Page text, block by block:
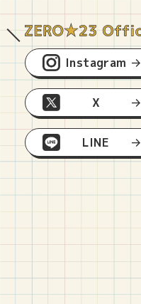
Instagram
X
LINE